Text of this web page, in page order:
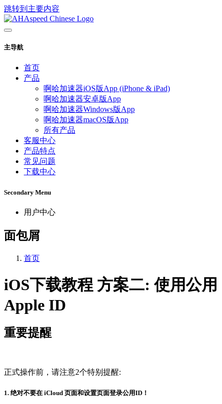
跳转到主要内容
主导航
首页
产品
啊哈加速器iOS版App (iPhone & iPad)
啊哈加速器安卓版App
啊哈加速器Windows版App
啊哈加速器macOS版App
所有产品
客服中心
产品特点
常见问题
下载中心
Secondary Menu
用户中心
面包屑
首页
iOS下载教程 方案二: 使用公用
Apple ID
重要提醒
正式操作前，请注意2个特别提醒:
1. 绝对不要在 iCloud 页面和设置页面登录公用ID！